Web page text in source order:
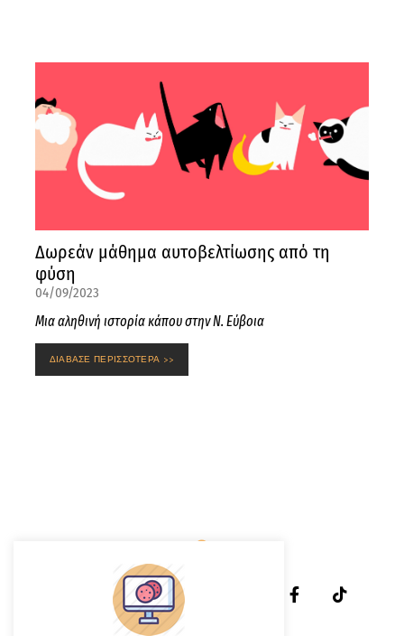
Δωρεάν μάθημα αυτοβελτίωσης από τη
φύση
04/09/2023
Μια αληθινή ιστορία κάπου στην Ν. Εύβοια
ΔΙΑΒΑΣΕ ΠΕΡΙΣΣΟΤΕΡΑ >>